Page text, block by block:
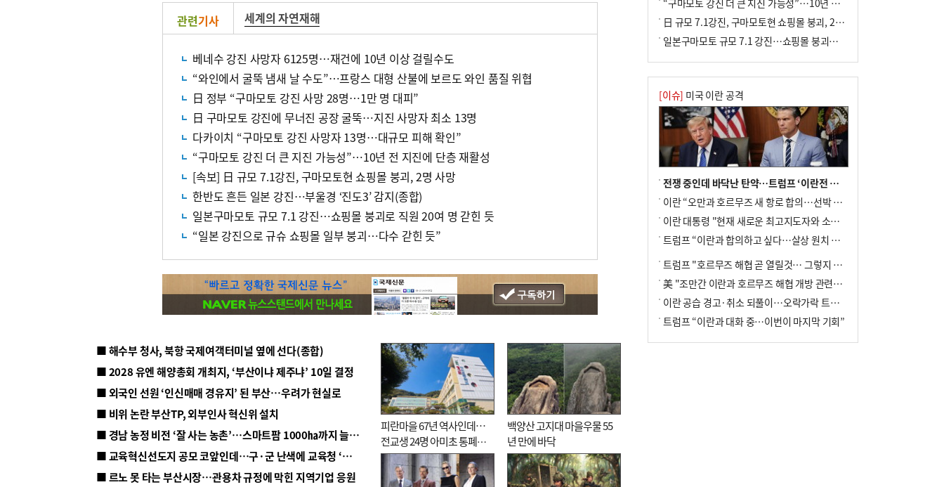
관련기사 세계의 자연재해
베네수 강진 사망자 6125명…재건에 10년 이상 걸릴수도
“와인에서 굴뚝 냄새 날 수도”…프랑스 대형 산불에 보르도 와인 품질 위협
日 정부 “구마모토 강진 사망 28명…1만 명 대피”
日 구마모토 강진에 무너진 공장 굴뚝…지진 사망자 최소 13명
다카이치 “구마모토 강진 사망자 13명…대규모 피해 확인”
“구마모토 강진 더 큰 지진 가능성”…10년 전 지진에 단층 재활성
[속보] 日 규모 7.1강진, 구마모토현 쇼핑몰 붕괴, 2명 사망
한반도 흔든 일본 강진…부울경 ‘진도3’ 감지(종합)
일본구마모토 규모 7.1 강진…쇼핑몰 붕괴로 직원 20여 명 갇힌 듯
“일본 강진으로 규슈 쇼핑몰 일부 붕괴…다수 갇힌 듯”
■ 해수부 청사, 북항 국제여객터미널 옆에 선다(종합)
■ 2028 유엔 해양총회 개최지, ‘부산이냐 제주냐’ 10일 결정
■ 외국인 선원 ‘인신매매 경유지’ 된 부산…우려가 현실로
■ 비위 논란 부산TP, 외부인사 혁신위 설치
■ 경남 농정 비전 ‘잘 사는 농촌’…스마트팜 1000㏊까지 늘린다
■ 교육혁신선도지 공모 코앞인데…구·군 난색에 교육청 ‘쩔쩔’
■ 르노 못 타는 부산시장…관용차 규정에 막힌 지역기업 응원
피란마을 67년 역사인데…
전교생 24명 아미초 통폐합
기로
백양산 고지대 마을우물 55
년 만에 바닥
“구마모토 강진 더 큰 지진 가능성”…10년 전 지진에 단층 재활성
日 규모 7.1강진, 구마모토현 쇼핑몰 붕괴, 2명 사망
일본구마모토 규모 7.1 강진…쇼핑몰 붕괴로 직원 20여 명 갇힌 듯
[이슈] 미국 이란 공격
전쟁 중인데 바닥난 탄약…트럼프 ‘이란전 무기고갈’ 국방장관 질책
이란 “오만과 호르무즈 새 항로 합의…선박 안전은 보장 못해”
이란 대통령 "현재 새로운 최고지도자와 소통 어려운 상황"
트럼프 “이란과 합의하고 싶다…살상 원치 않아”
트럼프 "호르무즈 해협 곧 열릴것… 그렇지 않으면 이란에 강력 공격"
美 "조만간 이란과 호르무즈 해협 개방 관련된 합의 이뤄질 것"
이란 공습 경고·취소 되풀이…오락가락 트럼프 비꼰 ‘타코’
트럼프 “이란과 대화 중…이번이 마지막 기회”